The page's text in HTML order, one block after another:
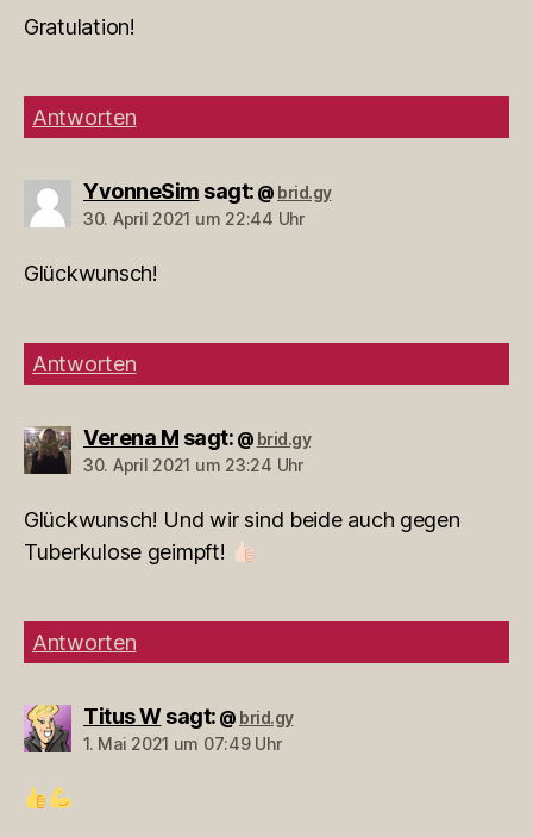
Gratulation!
Antworten
YvonneSim sagt: @ brid.gy
30. April 2021 um 22:44 Uhr
Glückwunsch!
Antworten
Verena M sagt: @ brid.gy
30. April 2021 um 23:24 Uhr
Glückwunsch! Und wir sind beide auch gegen
Tuberkulose geimpft!
Antworten
Titus W sagt: @ brid.gy
1. Mai 2021 um 07:49 Uhr